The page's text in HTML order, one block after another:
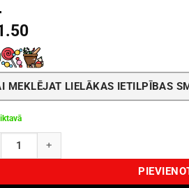
MEKLĒJAT LIELĀKAS IETILPĪBAS